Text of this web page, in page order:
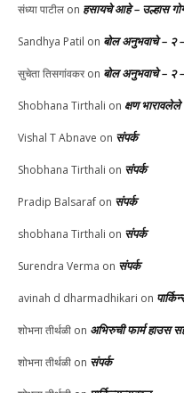
संध्या पाटील on हसायचे आहे – उल्हास
Sandhya Patil on बोल अनुभवाचे – २
सुचेता तिसगांवकरon बोल अनुभवाचे – २
Shobhana Tirthali on क्षण
Vishal T Abnave on संपर्क
Shobhana Tirthali on संपर्क
Pradip Balsaraf on संपर्क
shobhana Tirthali on संपर्क
Surendra Verma on संपर्क
avinah d dharmadhikari on
शोभना तीर्थळी on अभिरुची फार्म हाउस
शोभना तीर्थळी on संपर्क